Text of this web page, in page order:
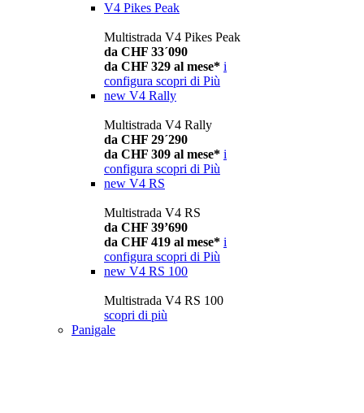
V4 Pikes Peak
Multistrada V4 Pikes Peak
da CHF 33´090
da CHF 329 al mese* i
configura scopri di Più
new V4 Rally
Multistrada V4 Rally
da CHF 29´290
da CHF 309 al mese* i
configura scopri di Più
new V4 RS
Multistrada V4 RS
da CHF 39’690
da CHF 419 al mese* i
configura scopri di Più
new V4 RS 100
Multistrada V4 RS 100
scopri di più
Panigale